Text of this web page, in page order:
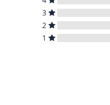
3
2
1